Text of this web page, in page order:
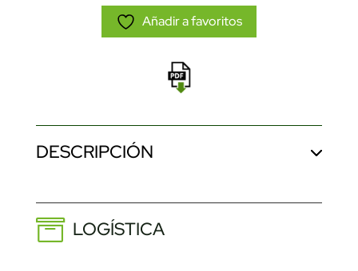
Añadir a favoritos
DESCRIPCIÓN
LOGÍSTICA